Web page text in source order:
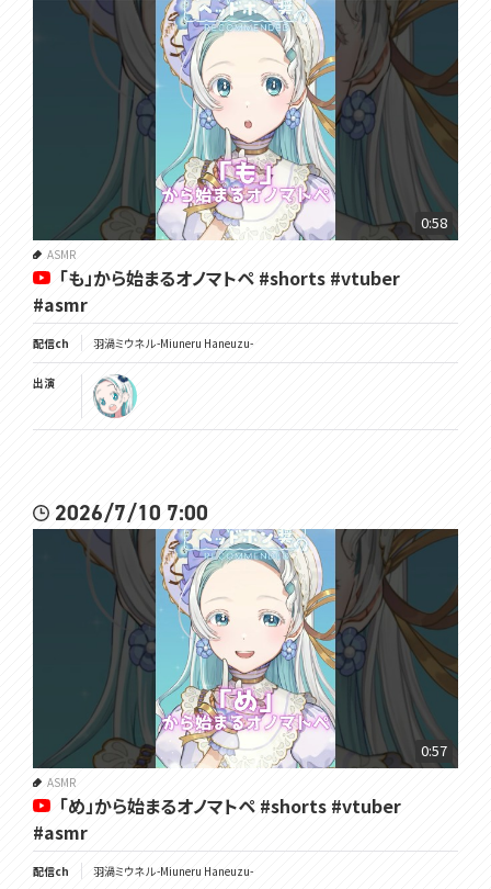
0:58
ASMR
「も」から始まるオノマトペ #shorts #vtuber
#asmr
配信ch 羽渦ミウネル -Miuneru Haneuzu-
出演
2026/7/10 7:00
0:57
ASMR
「め」から始まるオノマトペ #shorts #vtuber
#asmr
配信ch 羽渦ミウネル -Miuneru Haneuzu-